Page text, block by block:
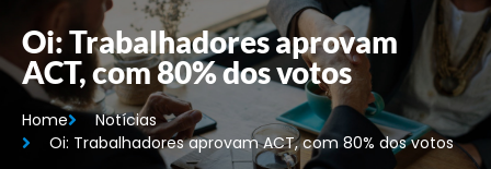
Oi: Trabalhadores aprovam
ACT, com 80% dos votos
Home
Notícias
Oi: Trabalhadores aprovam ACT, com 80% dos votos